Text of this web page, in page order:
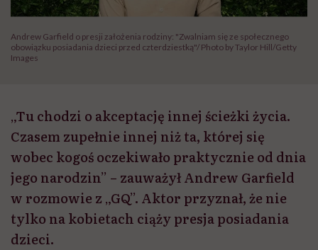
Andrew Garfield o presji założenia rodziny: "Zwalniam się ze społecznego
obowiązku posiadania dzieci przed czterdziestką"/ Photo by Taylor Hill/Getty
Images
„Tu chodzi o akceptację innej ścieżki życia.
Czasem zupełnie innej niż ta, której się
wobec kogoś oczekiwało praktycznie od dnia
jego narodzin” – zauważył Andrew Garfield
w rozmowie z „GQ”. Aktor przyznał, że nie
tylko na kobietach ciąży presja posiadania
dzieci.